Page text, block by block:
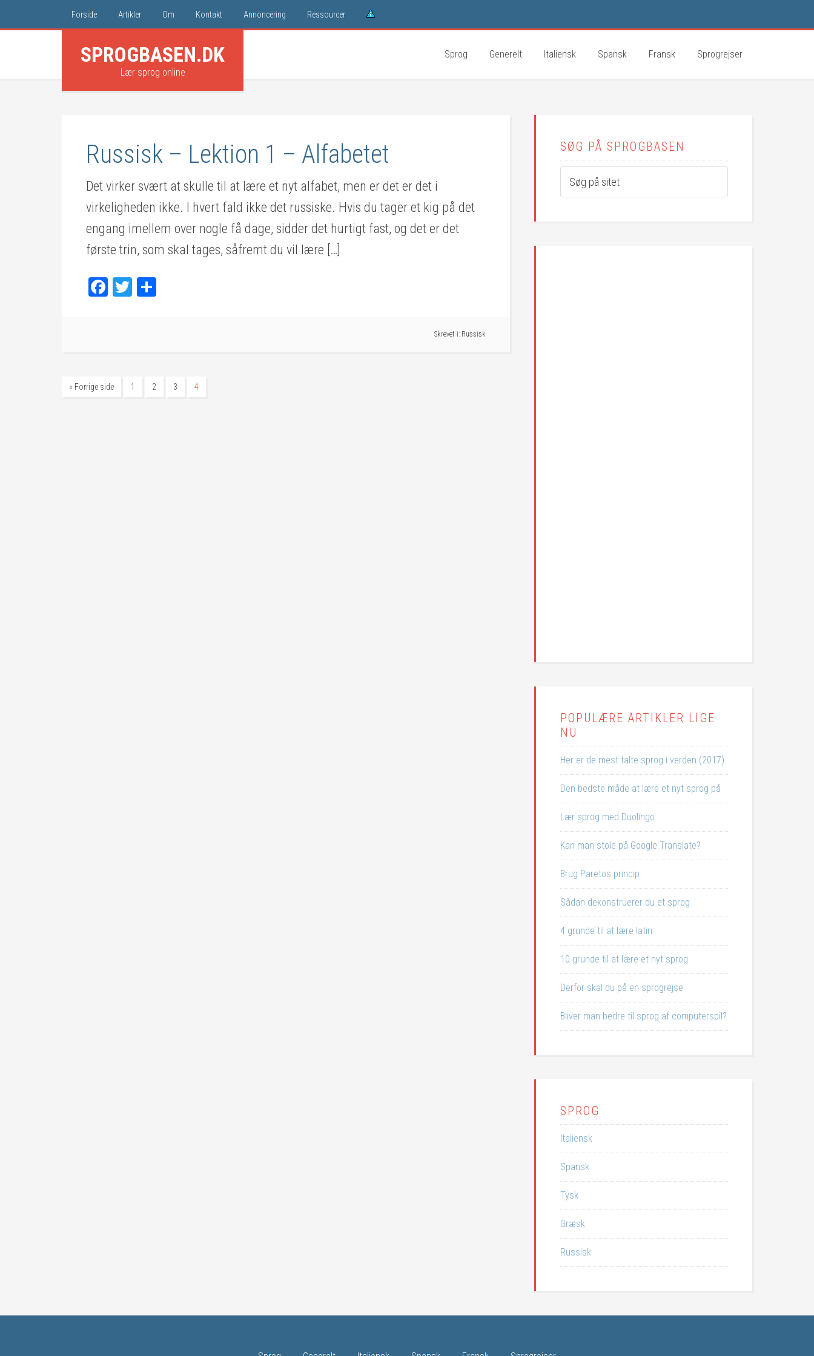
Forside Artikler Om Kontakt Annoncering Ressourcer
SPROGBASEN.DK
Lær sprog online
Sprog Generelt Italiensk Spansk Fransk Sprogrejser
Russisk – Lektion 1 – Alfabetet
Det virker svært at skulle til at lære et nyt alfabet, men er det er det i
virkeligheden ikke. I hvert fald ikke det russiske. Hvis du tager et kig på det
engang imellem over nogle få dage, sidder det hurtigt fast, og det er det
første trin, som skal tages, såfremt du vil lære […]
Facebook
Twitter
Skrevet i: Russisk
« Forrige side 1 2 3 4
SØG PÅ SPROGBASEN
POPULÆRE ARTIKLER LIGE
NU
Her er de mest talte sprog i verden (2017)
Den bedste måde at lære et nyt sprog på
Lær sprog med Duolingo
Kan man stole på Google Translate?
Brug Paretos princip
Sådan dekonstruerer du et sprog
4 grunde til at lære latin
10 grunde til at lære et nyt sprog
Derfor skal du på en sprogrejse
Bliver man bedre til sprog af computerspil?
SPROG
Italiensk
Spansk
Tysk
Græsk
Russisk